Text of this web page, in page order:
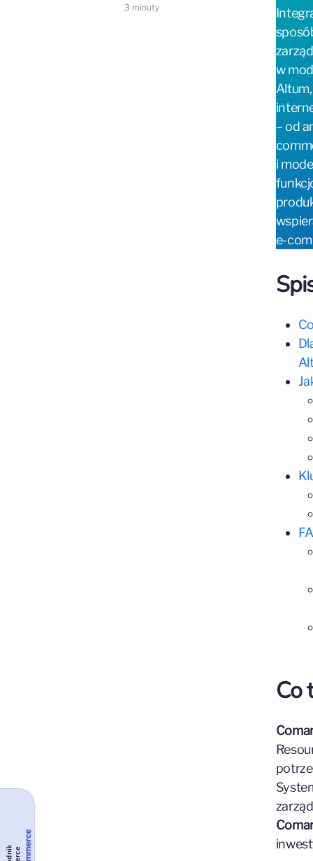
3 minuty
w
– od
i
e-
Co